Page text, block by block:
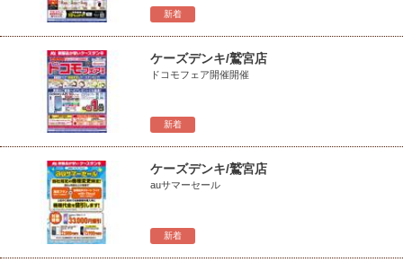
新着
新着
ケーズデンキ/鷲宮店
ドコモフェア開催開催
新着
ケーズデンキ/鷲宮店
auサマーセール